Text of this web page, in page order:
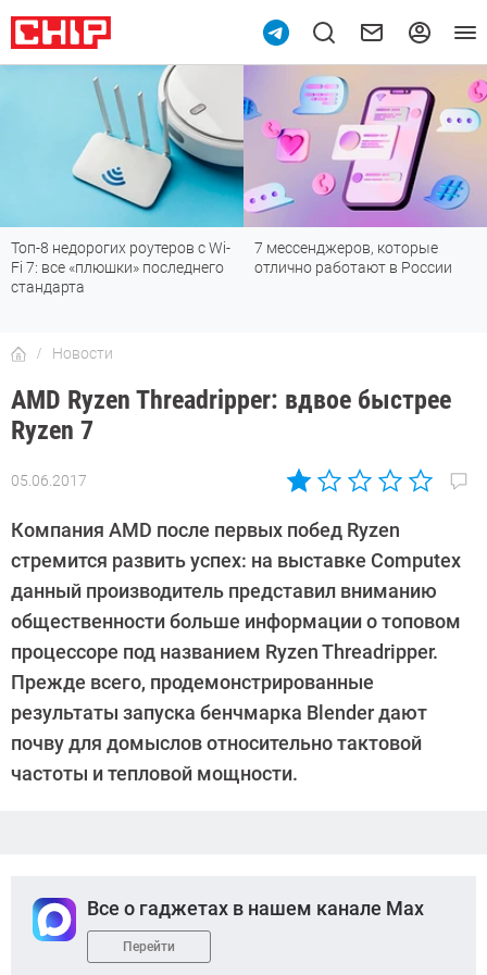
Топ-8 недорогих роутеров с Wi-
Fi 7: все «плюшки» последнего
стандарта
7 мессенджеров, которые
отлично работают в России
Новости
AMD Ryzen Threadripper: вдвое быстрее
Ryzen 7
05.06.2017
Автор:
Поповкин
Компания AMD после первых побед Ryzen
стремится развить успех: на выставке Computex
данный производитель представил вниманию
общественности больше информации о топовом
процессоре под названием Ryzen Threadripper.
Прежде всего, продемонстрированные
результаты запуска бенчмарка Blender дают
почву для домыслов относительно тактовой
частоты и тепловой мощности.
Все о гаджетах в нашем канале Max
Перейти